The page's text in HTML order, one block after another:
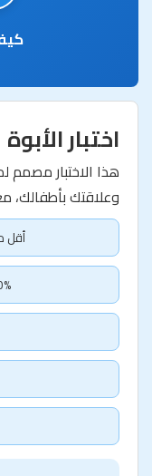
اختبار الأبوة
هذا الاختبار
وعلاقتك بأطفالك،
أقل من 30%:تحتاج
30-